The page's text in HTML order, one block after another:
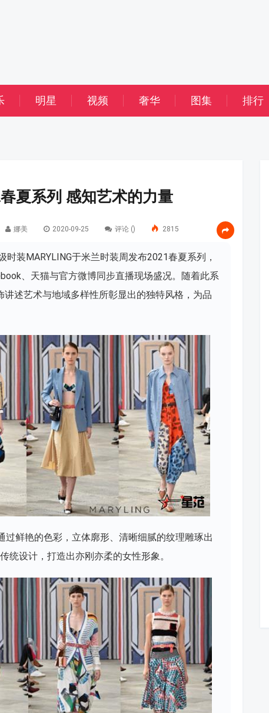
明星 视频 奢华 图集 排行
夏系列 感知艺术的力量
娜美 2020-09-25 评论 () 2815
装MARYLING于米兰时装周发布2021春夏系列，
、天猫与官方微博同步直播现场盛况。随着此系
讲述艺术与地域多样性所彰显出的独特风格，为品
鲜艳的色彩，立体廓形、清晰细腻的纹理雕琢出
统设计，打造出亦刚亦柔的女性形象。